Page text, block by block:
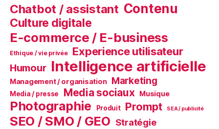
Chatbot / assistant Contenu
Culture digitale
E-commerce / E-business
Ethique / vie privée Experience utilisateur
Humour Intelligence artificielle
Management / organisation Marketing
Media / presse Media sociaux Musique
Photographie Produit Prompt SEA / publicité
SEO / SMO / GEO Stratégie